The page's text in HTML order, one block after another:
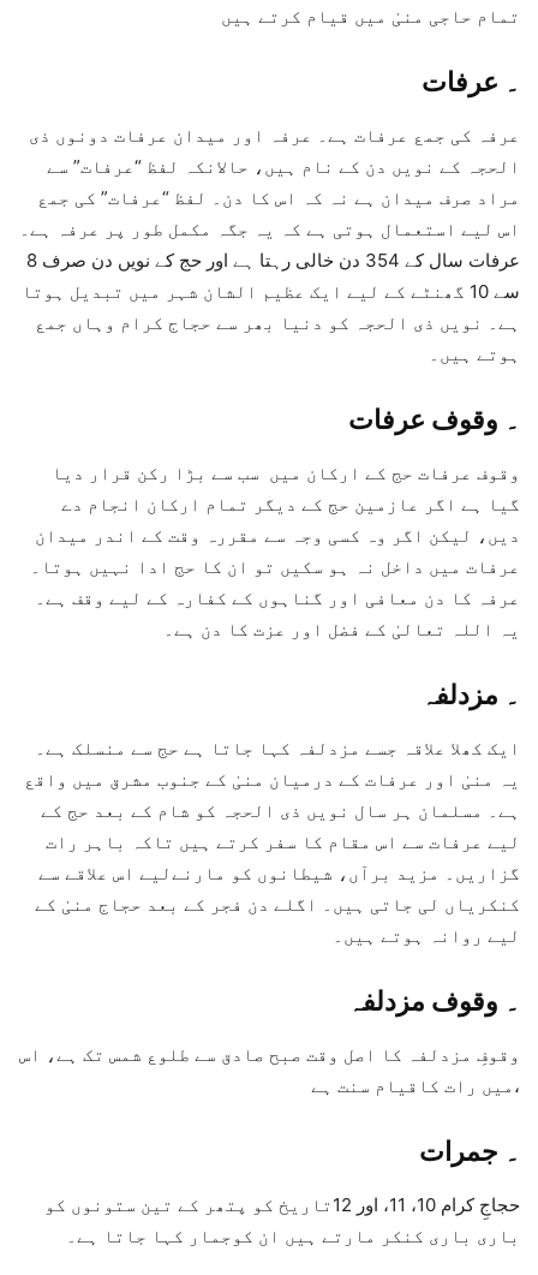
تمام حاجی منیٰ میں قیام کرتے ہیں
۔ عرفات
عرفہ کی جمع عرفات ہے۔ عرفہ اور میدان عرفات دونوں ذی
الحجہ کے نویں دن کے نام ہیں، حالانکہ لفظ “عرفات” سے
مراد صرف میدان ہے نہ کہ اس کا دن۔ لفظ “عرفات” کی جمع
اس لیے استعمال ہوتی ہے کہ یہ جگہ مکمل طور پر عرفہ ہے۔
عرفات سال کے 354 دن خالی رہتا ہے اور حج کے نویں دن صرف 8
سے 10 گھنٹے کے لیے ایک عظیم الشان شہر میں تبدیل ہوتا
ہے۔ نویں ذی الحجہ کو دنیا بھر سے حجاج کرام وہاں جمع
ہوتے ہیں۔
۔ وقوف عرفات
وقوف عرفات حج کے ارکان میں سب سے بڑا رکن قرار دیا
گیا ہے اگر عازمین حج کے دیگر تمام ارکان انجام دے
دیں، لیکن اگر وہ کسی وجہ سے مقررہ وقت کے اندر میدان
عرفات میں داخل نہ ہو سکیں تو ان کا حج ادا نہیں ہوتا۔
عرفہ کا دن معافی اور گناہوں کے کفارہ کے لیے وقف ہے۔
یہ اللہ تعالیٰ کے فضل اور عزت کا دن ہے۔
۔ مزدلفہ
ایک کھلا علاقہ جسے مزدلفہ کہا جاتا ہے حج سے منسلک ہے۔
یہ منیٰ اور عرفات کے درمیان منیٰ کے جنوب مشرق میں واقع
ہے۔ مسلمان ہر سال نویں ذی الحجہ کو شام کے بعد حج کے
لیے عرفات سے اس مقام کا سفر کرتے ہیں تاکہ باہر رات
گزاریں۔ مزید برآں، شیطانوں کو مارنےلیے اس علاقے سے
کنکریاں لی جاتی ہیں۔ اگلے دن فجر کے بعد حجاج منیٰ کے
لیے روانہ ہوتے ہیں۔
۔ وقوف مزدلفہ
وقوفِ مزدلفہ کا اصل وقت صبح صادق سے طلوع شمس تک ہے، اس
میں رات کاقیام سنت ہے،
۔ جمرات
حجاجِ کرام 10، 11، اور 12تاریخ کو پتھر کے تین ستونوں کو
باری باری کنکر مارتے ہیں ان کوجمار کہا جاتا ہے۔